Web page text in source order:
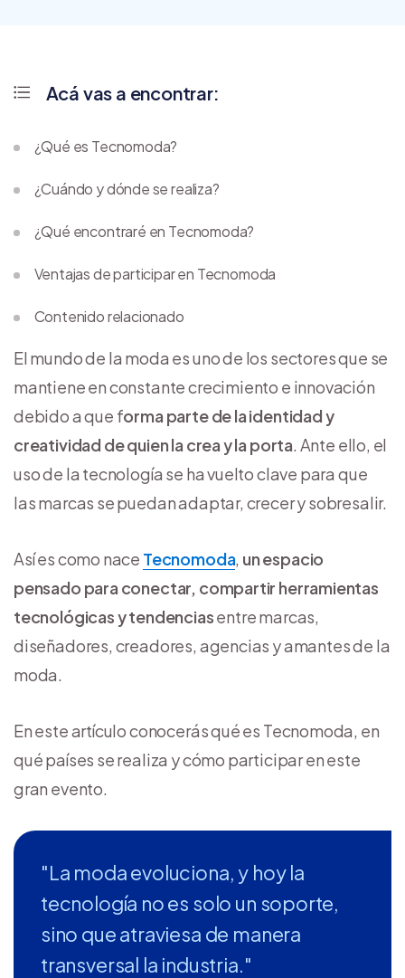
El mundo de la moda es uno de los sectores que se
mantiene en constante crecimiento e innovación
debido a que forma parte de la identidad y
creatividad de quien la crea y la porta. Ante ello, el
uso de la tecnología se ha vuelto clave para que
las marcas se puedan adaptar, crecer y sobresalir.
Así es como nace Tecnomoda, un espacio
pensado para conectar, compartir herramientas
tecnológicas y tendenciasentre marcas,
diseñadores, creadores, agencias y amantes de la
moda.
En este artículo conocerás qué es Tecnomoda, en
qué países se realiza y cómo participar en este
gran evento.
"La moda evoluciona, y hoy la
tecnología no es solo un soporte,
sino que atraviesa de manera
transversal la industria."
Acá vas a encontrar:
¿Qué es Tecnomoda?
¿Cuándo y dónde se realiza?
¿Qué encontraré en Tecnomoda?
Ventajas de participar en Tecnomoda
Contenido relacionado